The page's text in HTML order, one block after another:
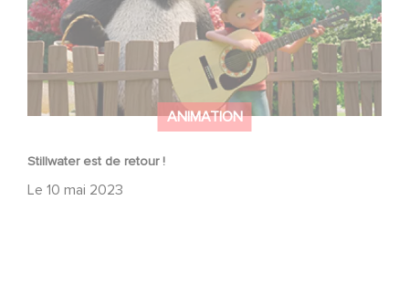
ANIMATION
Stillwater est de retour !
Le 10 mai 2023